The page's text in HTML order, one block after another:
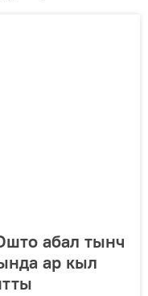
абал тынч
ар кыл